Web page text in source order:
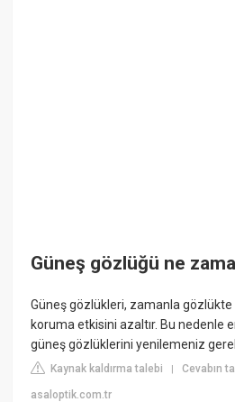
Güneş gözlüğü ne
Güneş gözlükleri, zamanla gözlükte
koruma etkisini azaltır. Bu nedenle
güneş gözlüklerini yenilemeniz
Kaynak kaldırma talebi |Cevabın
asaloptik.com.tr